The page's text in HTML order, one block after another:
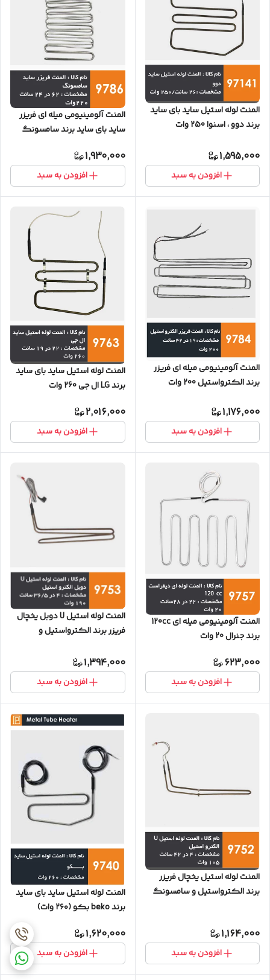
المنت لوله استیل ساید بای ساید
برند دوو ، اسنوا 250 وات
1,595,000
افزودن به سبد
المنت آلومینیومی میله ای فریزر
ساید بای ساید برند سامسونگ
1,930,000
افزودن به سبد
المنت آلومینیومی میله ای فریزر
برند الکترواستیل 200 وات
1,176,000
افزودن به سبد
المنت لوله استیل ساید بای ساید
برند LG ال جی 260 وات
2,016,000
افزودن به سبد
المنت آلومینیومی میله ای 120cc
برند جنرال 20 وات
623,000
افزودن به سبد
المنت لوله استیل U دوبل یخچال
فریزر برند الکترواستیل و
1,394,000
افزودن به سبد
المنت لوله استیل یخچال فریزر
برند الکترواستیل و سامسونگ
1,164,000
افزودن به سبد
المنت لوله استیل ساید بای ساید
برند beko بکو (۲۶۰ وات)
1,620,000
افزودن به سبد